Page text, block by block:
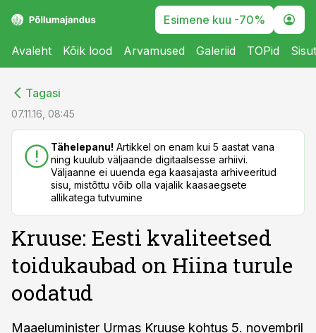
Esimene kuu -70%
Avaleht Kõik lood Arvamused Galeriid TOPid
Tagasi
07.11.16, 08:45
Tähelepanu! Artikkel on enam kui 5 aastat vana
ning kuulub väljaande digitaalsesse arhiivi.
Väljaanne ei uuenda ega kaasajasta arhiveeritud
sisu, mistõttu võib olla vajalik kaasaegsete
allikatega tutvumine
Kruuse: Eesti kvaliteetsed
toidukaubad on Hiina turule
oodatud
Maaeluminister Urmas Kruuse kohtus 5. novembril